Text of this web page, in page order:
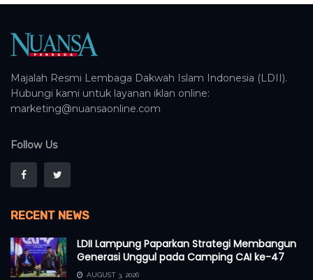
Majalah Resmi Lembaga Dakwah Islam Indonesia (LDII).
Hubungi kami untuk layanan iklan online:
marketing@nuansaonline.com
Follow Us
RECENT NEWS
LDII Lampung Paparkan Strategi Membangun
Generasi Unggul pada Camping CAI ke-47
AUGUST 3, 2026